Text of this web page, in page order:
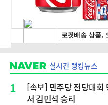
실시간 랭킹뉴스
1
[속보] 민주당 전당대회
서 김민석 승리